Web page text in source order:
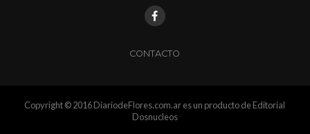
CONTACTO
Copyright © 2016 DiariodeFlores.com.ar es un producto de Editorial
Dosnucleos